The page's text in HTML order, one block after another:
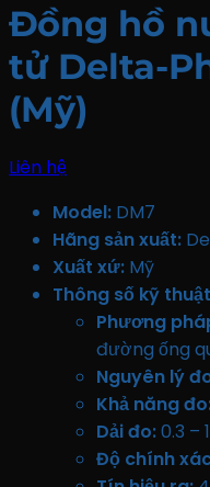
Đồng hồ
tử Delta-
(Mỹ)
Liên hệ
Model: DM7
Hãng sản xuất:
Xuất xứ: Mỹ
Thông số kỹ
Phương
đường ống
Nguyên lý
Khả năng
Dải đo:0.3 –
Độ chính